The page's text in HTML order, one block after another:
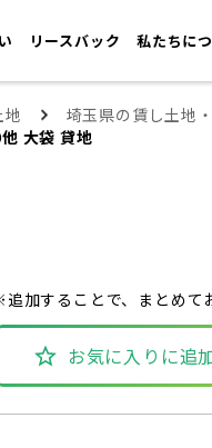
リースバック 私たちに
埼玉県の賃し土地
大袋 貸地
加することで、まとめて
お気に入りに追